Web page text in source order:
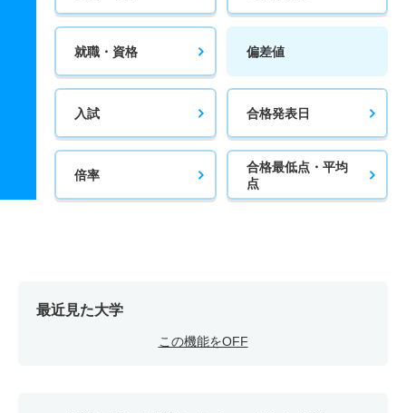
就職・資格 偏差値
入試 合格発表日
倍率
合格最低点・平均
点
最近見た大学
この機能をOFF